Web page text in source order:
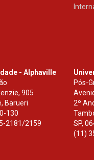
- Alphaville
905
Barueri
130
2181/2159
Pós-
2º
SP,
(11)